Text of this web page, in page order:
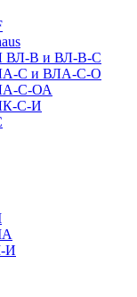
ВЛ-В и ВЛ-В-С
С и ВЛА-С-О
С-ОА
С-И
И